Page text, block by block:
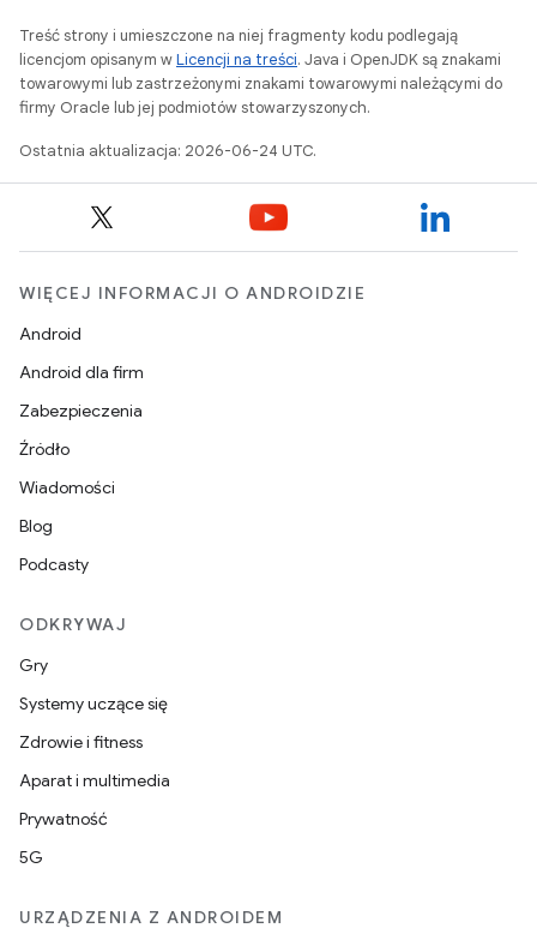
Treść strony i umieszczone na niej fragmenty kodu podlegają
licencjom opisanym wLicencji na treści. Java i OpenJDK są znakami
towarowymi lub zastrzeżonymi znakami towarowymi należącymi do
firmy Oracle lub jej podmiotów stowarzyszonych.
Ostatnia aktualizacja: 2026-06-24 UTC.
WIĘCEJ INFORMACJI O ANDROIDZIE
Android
Android dla firm
Zabezpieczenia
Źródło
Wiadomości
Blog
Podcasty
ODKRYWAJ
Gry
Systemy uczące się
Zdrowie i fitness
Aparat i multimedia
Prywatność
5G
URZĄDZENIA Z ANDROIDEM